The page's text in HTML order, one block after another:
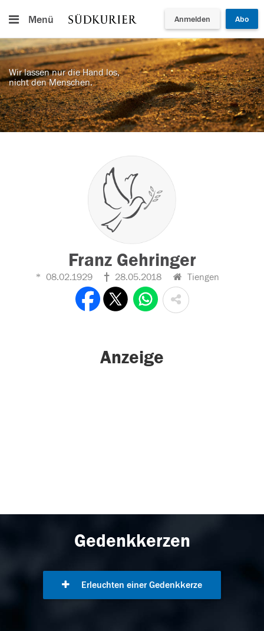
Menü Anmelden Abo
Wir lassen nur die Hand los,
nicht den Menschen.
Franz Gehringer
08.02.1929 28.05.2018 Tiengen
Anzeige
Gedenkkerzen
Erleuchten einer Gedenkkerze